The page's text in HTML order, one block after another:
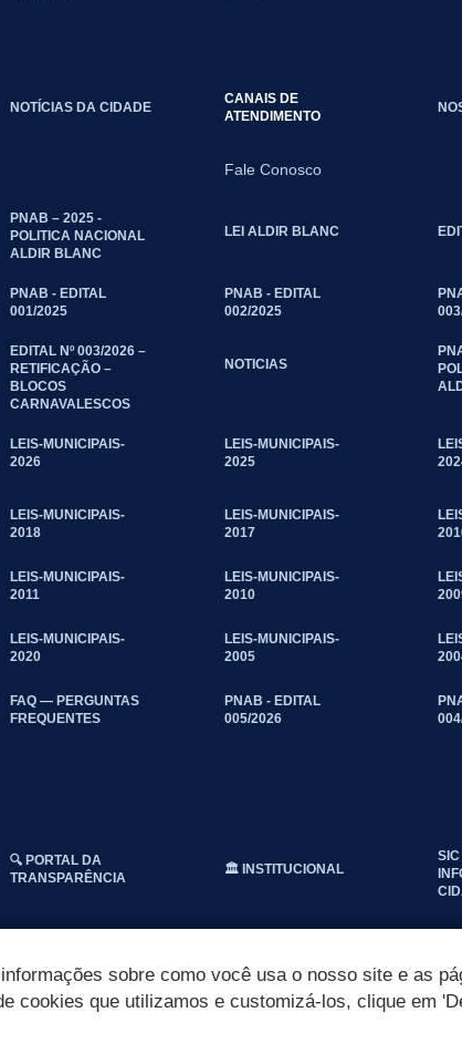
NOTÍCIAS DA CIDADE
CANAIS DE
ATENDIMENTO
Fale Conosco
PNAB – 2025 -
POLITICA NACIONAL
ALDIR BLANC
LEI ALDIR BLANC
PNAB - EDITAL
001/2025
PNAB - EDITAL
002/2025
EDITAL Nº 003/2026 –
RETIFICAÇÃO –
BLOCOS
CARNAVALESCOS
NOTICIAS
LEIS-MUNICIPAIS-
2026
LEIS-MUNICIPAIS-
2025
LEIS-MUNICIPAIS-
2018
LEIS-MUNICIPAIS-
2017
LEIS-MUNICIPAIS-
2011
LEIS-MUNICIPAIS-
2010
LEIS-MUNICIPAIS-
2020
LEIS-MUNICIPAIS-
2005
FAQ — PERGUNTAS
FREQUENTES
PNAB - EDITAL
005/2026
🔍 PORTAL DA
TRANSPARÊNCIA
🏛️ INSTITUCIONAL
SIC
sobre como você usa o nosso site e as
cookies que utilizamos e customizá-los, clique em